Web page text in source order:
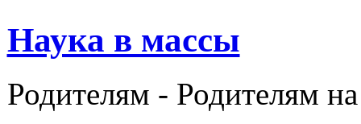
Наука в массы
Родителям - Родителям